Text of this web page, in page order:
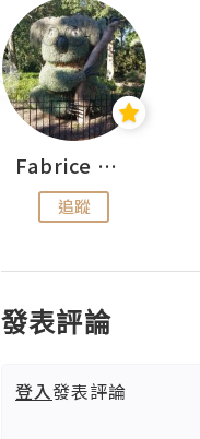
Fabrice 嚐味
追蹤
發表評論
登入發表評論